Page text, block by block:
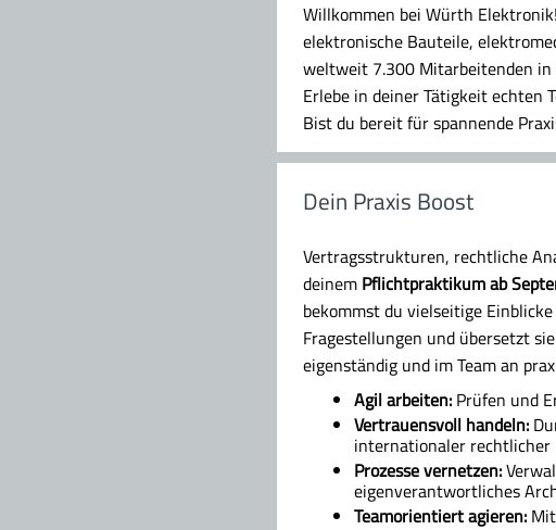
Willkommen bei Würth
elektronische Bauteile,
weltweit 7.300 Mitarbeitenden in
Erlebe in deiner Tätigkeit echten
Bist du bereit für spannende
Dein Praxis Boost
Vertragsstrukturen, rechtliche
deinem Pflichtpraktikum ab
bekommst du vielseitige
Fragestellungen und übersetzt
eigenständig und im Team an
Agil arbeiten: Prüfen und
Vertrauensvoll handeln:
internationaler rechtlicher
Prozesse vernetzen:
eigenverantwortliches
Teamorientiert agieren: